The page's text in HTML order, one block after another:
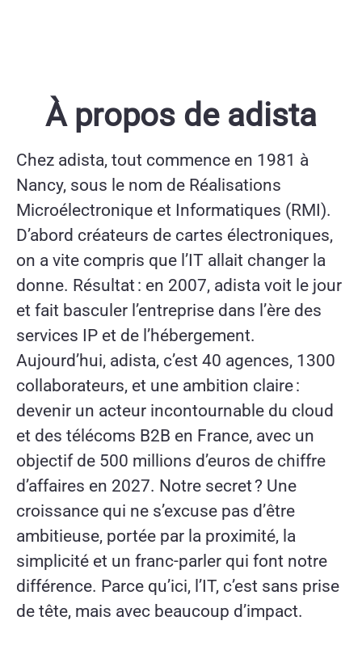
À propos de adista
Chez adista, tout commence en 1981 à
Nancy, sous le nom de Réalisations
Microélectronique et Informatiques (RMI).
D’abord créateurs de cartes électroniques,
on a vite compris que l’IT allait changer la
donne. Résultat : en 2007, adista voit le jour
et fait basculer l’entreprise dans l’ère des
services IP et de l’hébergement.
Aujourd’hui, adista, c’est 40 agences, 1300
collaborateurs, et une ambition claire :
devenir un acteur incontournable du cloud
et des télécoms B2B en France, avec un
objectif de 500 millions d’euros de chiffre
d’affaires en 2027. Notre secret ? Une
croissance qui ne s’excuse pas d’être
ambitieuse, portée par la proximité, la
simplicité et un franc-parler qui font notre
différence. Parce qu’ici, l’IT, c’est sans prise
de tête, mais avec beaucoup d’impact.